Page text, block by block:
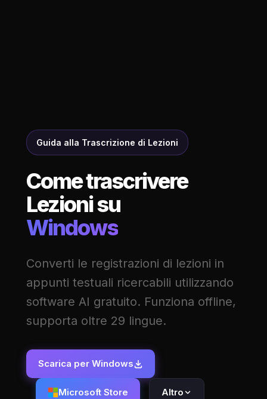
Guida alla Trascrizione di Lezioni
Come trascrivere
Lezioni su
Windows
Converti le registrazioni di lezioni in
appunti testuali ricercabili utilizzando
software AI gratuito. Funziona offline,
supporta oltre 29 lingue.
Scarica per Windows
Microsoft Store Altro